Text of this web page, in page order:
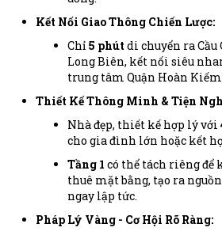
Kết Nối Giao Thông Chiến Lược:
Chỉ 5 phút di chuyển ra Cầu
Long Biên, kết nối siêu
trung tâm Quận Hoàn
Thiết Kế Thông Minh & Tiện
Nhà đẹp, thiết kế hợp lý với
cho gia đình lớn hoặc kết
Tầng 1 có thể tách riêng để
thuê mặt bằng, tạo ra
ngay lập tức.
Pháp Lý Vàng - Cơ Hội Rõ Ràng: